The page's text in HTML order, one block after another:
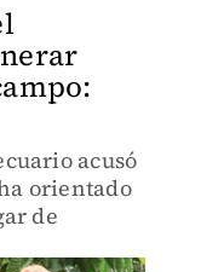
acusó
orientado
de